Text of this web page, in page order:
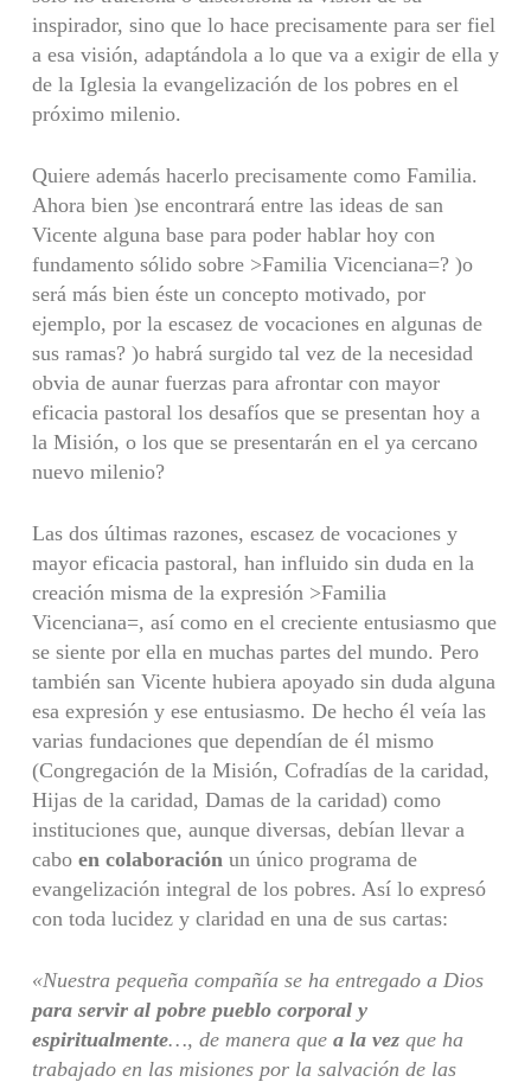
inspirador, sino que lo hace precisamente para ser fiel
a esa visión, adaptándola a lo que va a exigir de ella y
de la Iglesia la evangelización de los pobres en el
próximo milenio.
Quiere además hacerlo precisamente como Familia.
Ahora bien )se encontrará entre las ideas de san
Vicente alguna base para poder hablar hoy con
fundamento sólido sobre >Familia Vicenciana=? )o
será más bien éste un concepto motivado, por
ejemplo, por la escasez de vocaciones en algunas de
sus ramas? )o habrá surgido tal vez de la necesidad
obvia de aunar fuerzas para afrontar con mayor
eficacia pastoral los desafíos que se presentan hoy a
la Misión, o los que se presentarán en el ya cercano
nuevo milenio?
Las dos últimas razones, escasez de vocaciones y
mayor eficacia pastoral, han influido sin duda en la
creación misma de la expresión >Familia
Vicenciana=, así como en el creciente entusiasmo que
se siente por ella en muchas partes del mundo. Pero
también san Vicente hubiera apoyado sin duda alguna
esa expresión y ese entusiasmo. De hecho él veía las
varias fundaciones que dependían de él mismo
(Congregación de la Misión, Cofradías de la caridad,
Hijas de la caridad, Damas de la caridad) como
instituciones que, aunque diversas, debían llevar a
cabo en colaboración un único programa de
evangelización integral de los pobres. Así lo expresó
con toda lucidez y claridad en una de sus cartas:
«Nuestra pequeña compañía se ha entregado a Dios
para servir al pobre pueblo corporal y
espiritualmente…, de manera que a la vez que ha
trabajado en las misiones por la salvación de las